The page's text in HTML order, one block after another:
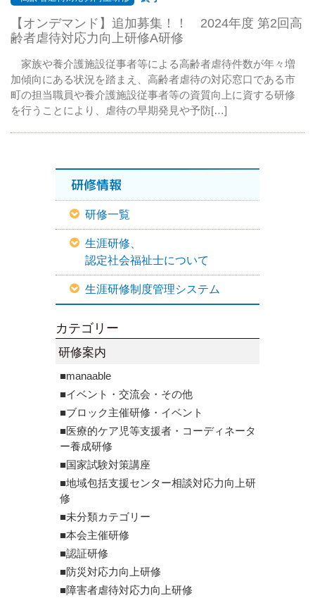
【オンデマンド】追加募集！！ 2024年度 第2回高
齢者虐待対応力向上研修A研修
家族や養介護施設従事者等による高齢者虐待件数が年々増
加傾向にある状況を踏まえ、高齢者虐待の対応窓口である市
町の担当職員や養介護施設従事者等の資質向上に資する研修
を行うことにより、虐待の早期発見や予防[…]
研修情報
研修一覧
生涯研修、
認定社会福祉士について
生涯研修制度管理システム
カテゴリー
研修案内
■manaable
■イベント・交流会・その他
■ブロック主催研修・イベント
■医療的ケア児等支援者・コーディネータ
ー養成研修
■国家試験対策講座
■地域包括支援センター相談対応力向上研
修
■未分類カテゴリー
■本会主催研修
■認証研修
■防災対応力向上研修
■障害者虐待対応力向上研修